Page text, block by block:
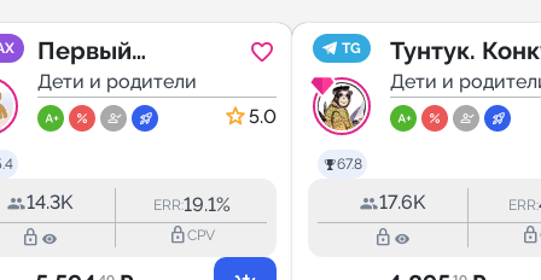
Первый
родительский
Дети и родители
5.0
14.3K ERR:19.1%
lock_outline lock_outlineCPV
TG
67.8
Тунтук.
для детей
Дети и
17.6K ERR:
lock_outline lock_outline